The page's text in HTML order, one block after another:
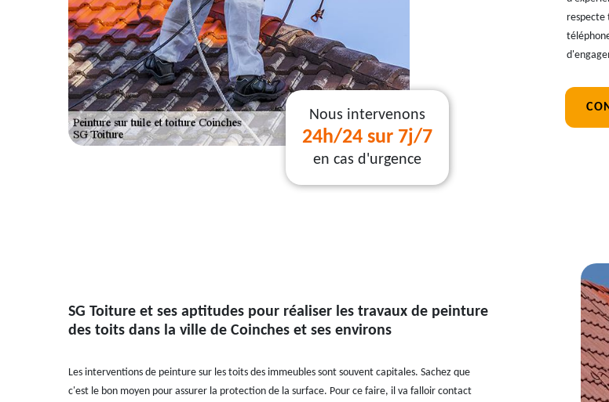
Nous intervenons
24h/24 sur 7j/7
en cas d'urgence
respecte
SG Toiture et ses aptitudes pour réaliser les travaux de peinture
des toits dans la ville de Coinches et ses environs
Les interventions de peinture sur les toits des immeubles sont souvent capitales. Sachez que
c'est le bon moyen pour assurer la protection de la surface. Pour ce faire, il va falloir contact